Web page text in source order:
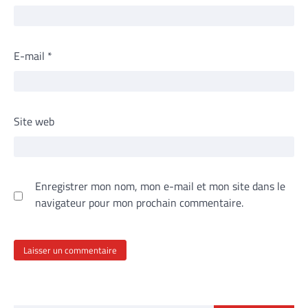
E-mail *
Site web
Enregistrer mon nom, mon e-mail et mon site dans le
navigateur pour mon prochain commentaire.